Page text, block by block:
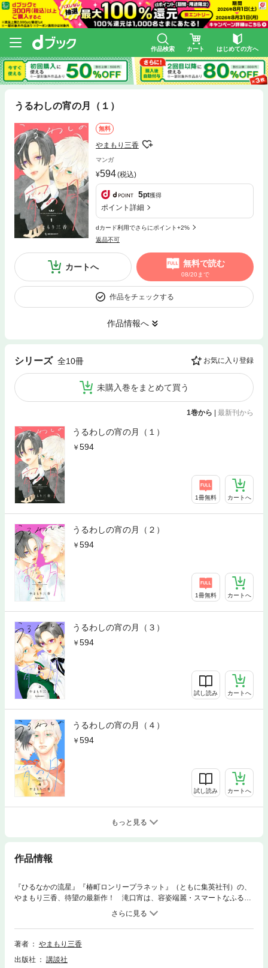
作品検索 カート はじめての方へ
うるわしの宵の月（１）
無料
やまもり三香
マンガ
594(税込)
5pt獲得
ポイント詳細
dカード利用でさらにポイント+2%
返品不可
カートへ 無料で読む
08/20まで
作品をチェックする
作品情報へ
シリーズ 全10冊 お気に入り登録
未購入巻をまとめて買う
1巻から 最新刊から
うるわしの宵の月（１）
594
1冊無料 カートへ
うるわしの宵の月（２）
594
1冊無料 カートへ
うるわしの宵の月（３）
594
試し読み カートへ
うるわしの宵の月（４）
594
試し読み カートへ
もっと見る
作品情報
『ひるなかの流星』『椿町ロンリープラネット』（ともに集英社刊）の、
やまもり三香、待望の最新作！ 滝口宵は、容姿端麗・スマートなふるま
いで「王子」と呼ばれる女子。少女漫画のヒーローみたい、と憧れられて
いることに複雑な思いを抱いていた。そんなとき突然出会ったのは、同じ
く「王子」と呼ばれる一つ上の男子、市村先輩。彼のちょっと失礼な物言
いに全然王子っぽくないと思っていた宵だけど…!? ともに「王子」と呼
著者
やまもり三香
出版社
講談社